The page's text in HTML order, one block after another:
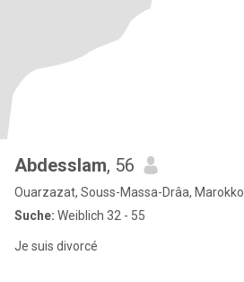
Abdesslam, 56
Ouarzazat, Souss-Massa-Drâa, Marokko
Suche: Weiblich 32 - 55
Je suis divorcé